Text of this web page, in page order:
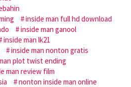
inside man full hd download
inside man ganool
inside man lk21
inside man nonton gratis
plot twist ending
man review film
nonton inside man online